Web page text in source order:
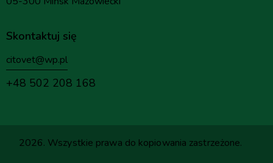
Skontaktuj się
citovet@wp.pl
+48 502 208 168
2026. Wszystkie prawa do kopiowania zastrzeżone.